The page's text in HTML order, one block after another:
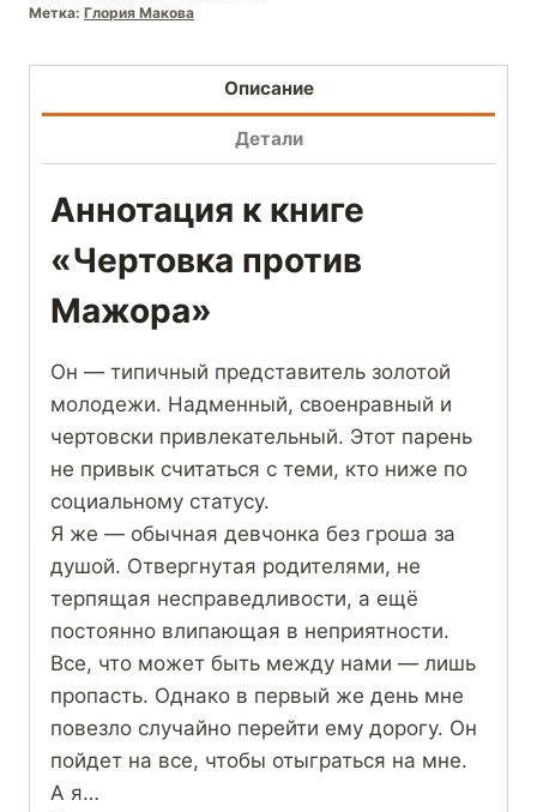
Метка: Глория Макова
Описание
Детали
Аннотация к книге
«Чертовка против
Мажора»
Он — типичный представитель золотой
молодежи. Надменный, своенравный и
чертовски привлекательный. Этот парень
не привык считаться с теми, кто ниже по
социальному статусу.
Я же — обычная девчонка без гроша за
душой. Отвергнутая родителями, не
терпящая несправедливости, а ещё
постоянно влипающая в неприятности.
Все, что может быть между нами — лишь
пропасть. Однако в первый же день мне
повезло случайно перейти ему дорогу. Он
пойдет на все, чтобы отыграться на мне.
А я…